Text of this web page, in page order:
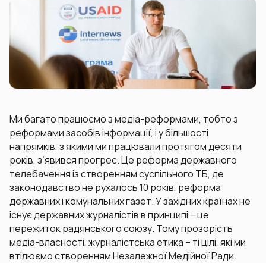
Ми багато працюємо з медіа-реформами, тобто з
реформами засобів інформації, і у більшості
напрямків, з якими ми працювали протягом десяти
років, зʼявився прогрес. Це реформа державного
телебачення із створенням суспільного ТБ, де
законодавство не рухалось 10 років, реформа
державних і комунальних газет. У західних країнах не
існує державних журналістів в принципі – це
пережиток радянського союзу. Тому прозорість
медіа-власності, журналістська етика – ті цілі, які ми
втілюємо створенням Незалежної Медійної Ради.